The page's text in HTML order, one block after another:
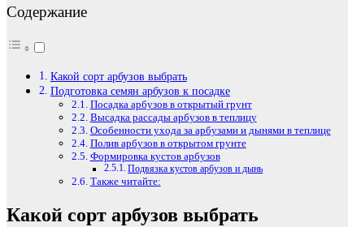
Содержание
Какой сорт арбузов выбрать
Подготовка семян арбузов к посадке
Посадка арбузов в открытый грунт
Высадка рассады арбузов в теплицу
Особенности ухода за арбузами и дынями в теплице
Полив арбузов в открытом грунте
Формировка кустов арбузов
Подвязка кустов арбузов и дынь
Также читайте:
Какой сорт арбузов выбрать